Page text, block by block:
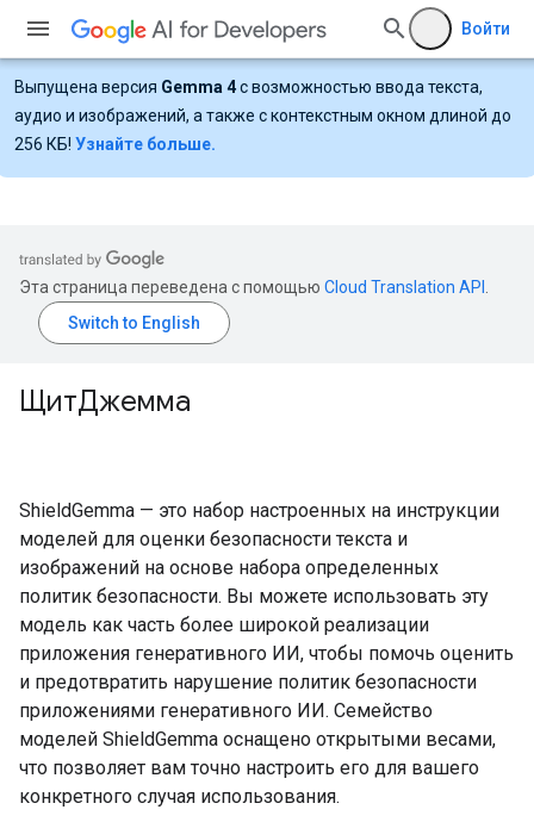
Войти
Выпущена версия Gemma 4с возможностью ввода текста,
аудио и изображений, а также с контекстным окном длиной до
256 КБ! Узнайте больше.
Эта страница переведена с помощью Cloud Translation API
ЩитДжемма
ShieldGemma — это набор настроенных на инструкции
моделей для оценки безопасности текста и
изображений на основе набора определенных
политик безопасности. Вы можете использовать эту
модель как часть более широкой реализации
приложения генеративного ИИ, чтобы помочь оценить
и предотвратить нарушение политик безопасности
приложениями генеративного ИИ. Семейство
моделей ShieldGemma оснащено открытыми весами,
что позволяет вам точно настроить его для вашего
конкретного случая использования.